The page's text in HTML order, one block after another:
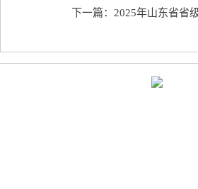
下一篇：2025年山东省省